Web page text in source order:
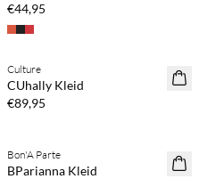
€44,95
NEUHEITEN
Kaufe mind. 2 & spare 20 %
Culture
CUhally Kleid
€89,95
NEUHEITEN
Bon'A Parte
BParianna Kleid